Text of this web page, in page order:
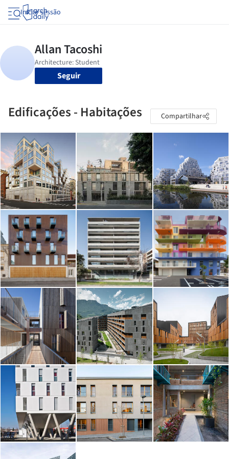
Iniciar sessão
Seguir
Edificações - Habitações Compartilhar